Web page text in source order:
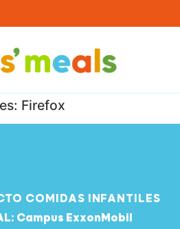
Firefox
COMIDAS INFANTILES
Campus ExxonMobil